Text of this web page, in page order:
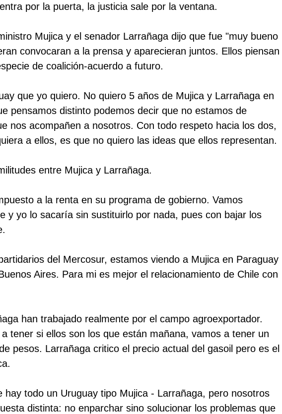
por la puerta, la justicia sale por la ventana.
Mujica y el senador Larrañaga dijo que fue "muy bueno
convocaran a la prensa y aparecieran juntos. Ellos piensan
de coalición-acuerdo a futuro.
que yo quiero. No quiero 5 años de Mujica y Larrañaga en
pensamos distinto podemos decir que no estamos de
nos acompañen a nosotros. Con todo respeto hacia los dos,
a ellos, es que no quiero las ideas que ellos representan.
entre Mujica y Larrañaga.
a la renta en su programa de gobierno. Vamos
y yo lo sacaría sin sustituirlo por nada, pues con bajar los
del Mercosur, estamos viendo a Mujica en Paraguay
Aires. Para mi es mejor el relacionamiento de Chile con
han trabajado realmente por el campo agroexportador.
tener si ellos son los que están mañana, vamos a tener un
pesos. Larrañaga critico el precio actual del gasoil pero es el
hay todo un Uruguay tipo Mujica - Larrañaga, pero nosotros
distinta: no enparchar sino solucionar los problemas que